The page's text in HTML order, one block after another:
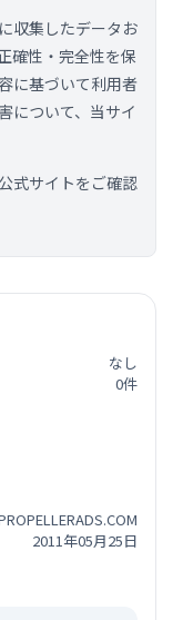
収集したデータお
確性・完全性を保
に基づいて利用者
について、当サイ
式サイトをご確認
なし
0件
2011年05月25日